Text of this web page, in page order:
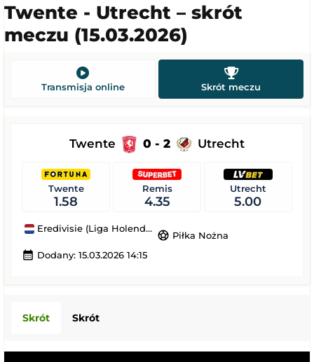
Twente - Utrecht – skrót
meczu (15.03.2026)
Transmisja online Skrót meczu
Twente 0 - 2 Utrecht
Twente
1.58
Remis
4.35
Utrecht
5.00
Eredivisie (Liga Holenderska)
sports_soccer Piłka Nożna
calendar_month Dodany: 15.03.2026 14:15
Skrót Skrót